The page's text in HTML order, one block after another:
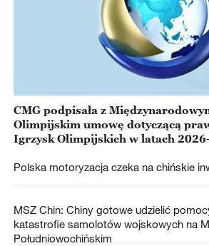
CMG podpisała z
Olimpijskim umowę dotyczącą
Igrzysk Olimpijskich w latach
Polska motoryzacja czeka na chińskie
MSZ Chin: Chiny gotowe udzielić
katastrofie samolotów wojskowych na
Południowochińskim